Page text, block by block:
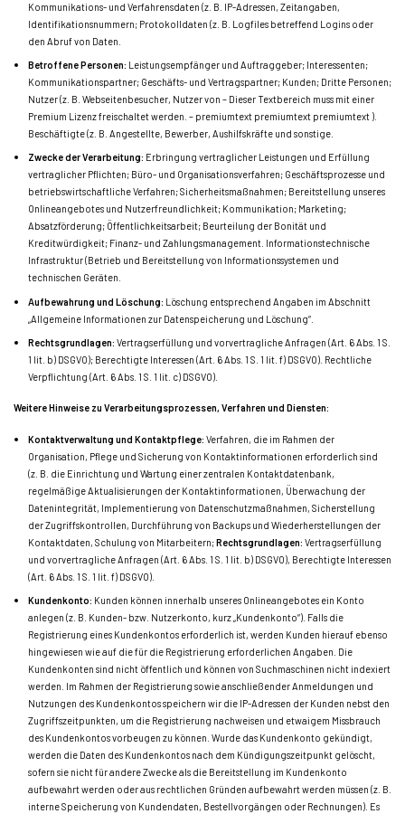
Kommunikations- und Verfahrensdaten (z. B. IP-Adressen, Zeitangaben,
Identifikationsnummern; Protokolldaten (z. B. Logfiles betreffend Logins oder
den Abruf von Daten.
Betroffene Personen: Leistungsempfänger und Auftraggeber; Interessenten;
Kommunikationspartner; Geschäfts- und Vertragspartner; Kunden; Dritte Personen;
Nutzer (z. B. Webseitenbesucher, Nutzer von – Dieser Textbereich muss mit einer
Premium Lizenz freischaltet werden. – premiumtext premiumtext premiumtext ).
Beschäftigte (z. B. Angestellte, Bewerber, Aushilfskräfte und sonstige.
Zwecke der Verarbeitung: Erbringung vertraglicher Leistungen und Erfüllung
vertraglicher Pflichten; Büro- und Organisationsverfahren; Geschäftsprozesse und
betriebswirtschaftliche Verfahren; Sicherheitsmaßnahmen; Bereitstellung unseres
Onlineangebotes und Nutzerfreundlichkeit; Kommunikation; Marketing;
Absatzförderung; Öffentlichkeitsarbeit; Beurteilung der Bonität und
Kreditwürdigkeit; Finanz- und Zahlungsmanagement. Informationstechnische
Infrastruktur (Betrieb und Bereitstellung von Informationssystemen und
technischen Geräten.
Aufbewahrung und Löschung: Löschung entsprechend Angaben im Abschnitt
„Allgemeine Informationen zur Datenspeicherung und Löschung“.
Rechtsgrundlagen: Vertragserfüllung und vorvertragliche Anfragen (Art. 6 Abs. 1 S.
1 lit. b) DSGVO); Berechtigte Interessen (Art. 6 Abs. 1 S. 1 lit. f) DSGVO). Rechtliche
Verpflichtung (Art. 6 Abs. 1 S. 1 lit. c) DSGVO).
Weitere Hinweise zu Verarbeitungsprozessen, Verfahren und Diensten:
Kontaktverwaltung und Kontaktpflege: Verfahren, die im Rahmen der
Organisation, Pflege und Sicherung von Kontaktinformationen erforderlich sind
(z. B. die Einrichtung und Wartung einer zentralen Kontaktdatenbank,
regelmäßige Aktualisierungen der Kontaktinformationen, Überwachung der
Datenintegrität, Implementierung von Datenschutzmaßnahmen, Sicherstellung
der Zugriffskontrollen, Durchführung von Backups und Wiederherstellungen der
Kontaktdaten, Schulung von Mitarbeitern;Rechtsgrundlagen: Vertragserfüllung
und vorvertragliche Anfragen (Art. 6 Abs. 1 S. 1 lit. b) DSGVO), Berechtigte Interessen
(Art. 6 Abs. 1 S. 1 lit. f) DSGVO).
Kundenkonto: Kunden können innerhalb unseres Onlineangebotes ein Konto
anlegen (z. B. Kunden- bzw. Nutzerkonto, kurz „Kundenkonto“). Falls die
Registrierung eines Kundenkontos erforderlich ist, werden Kunden hierauf ebenso
hingewiesen wie auf die für die Registrierung erforderlichen Angaben. Die
Kundenkonten sind nicht öffentlich und können von Suchmaschinen nicht indexiert
werden. Im Rahmen der Registrierung sowie anschließender Anmeldungen und
Nutzungen des Kundenkontos speichern wir die IP-Adressen der Kunden nebst den
Zugriffszeitpunkten, um die Registrierung nachweisen und etwaigem Missbrauch
des Kundenkontos vorbeugen zu können. Wurde das Kundenkonto gekündigt,
werden die Daten des Kundenkontos nach dem Kündigungszeitpunkt gelöscht,
sofern sie nicht für andere Zwecke als die Bereitstellung im Kundenkonto
aufbewahrt werden oder aus rechtlichen Gründen aufbewahrt werden müssen (z. B.
interne Speicherung von Kundendaten, Bestellvorgängen oder Rechnungen). Es